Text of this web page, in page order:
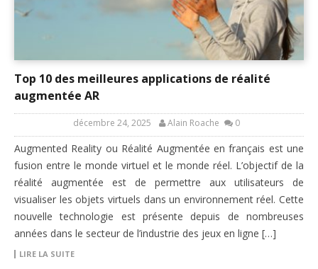
Top 10 des meilleures applications de réalité
augmentée AR
décembre 24, 2025 Alain Roache 0
Augmented Reality ou Réalité Augmentée en français est une
fusion entre le monde virtuel et le monde réel. L’objectif de la
réalité augmentée est de permettre aux utilisateurs de
visualiser les objets virtuels dans un environnement réel. Cette
nouvelle technologie est présente depuis de nombreuses
années dans le secteur de l’industrie des jeux en ligne […]
LIRE LA SUITE